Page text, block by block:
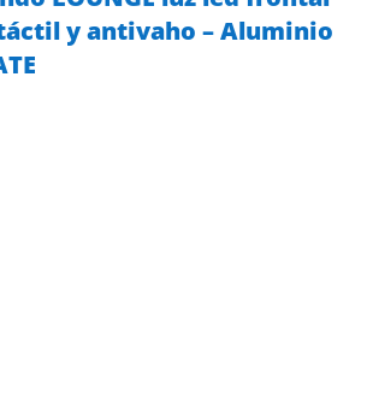
y antivaho – Aluminio